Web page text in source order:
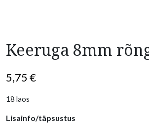
Keeruga 8mm
5,75 €
18 laos
Lisainfo/täpsustus